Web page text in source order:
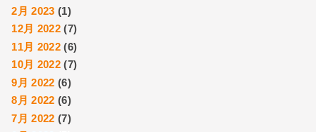
2月 2023 (1)
12月 2022 (7)
11月 2022 (6)
10月 2022 (7)
9月 2022 (6)
8月 2022 (6)
7月 2022 (7)